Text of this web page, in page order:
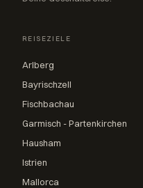
REISEZIELE
Arlberg
Bayrischzell
Fischbachau
Garmisch - Partenkirchen
Hausham
Istrien
Mallorca